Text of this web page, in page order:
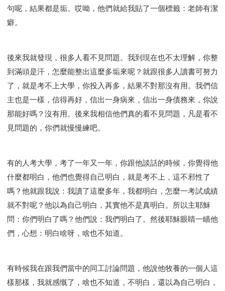
句呢，結果都是垢。哎呦，他們就給我貼了一個標籤：老師有潔
癖。
後來我就發現，很多人看不見問題。我到現在也不太理解，你整
到滿頭是汗，怎麼能整出這麼多垢來呢？就跟很多人讀書可努力
了，就是考不上大學，你投入再多，結果不對那沒有用。我們信
主也是一樣，信得再好，信出一身病來，信出一身債務來，你說
那能好嗎？沒有用。後來我相信他們真的看不見問題，凡是看不
見問題的，你們就慢慢練吧。
有的人考大學，考了一年又一年，你跟他談話的時候，你覺得他
什麼都明白，他們也覺得自己明白，就是考不上，這不邪性了
嗎？他就跟我說：我讀了這麼多年，我都明白，怎麼一考試成績
就不對呢？他以為自己明白，其實他不是真明白。所以主耶穌
問：你們明白了嗎？他們說：我們明白了。然後耶穌眼睛一瞄他
們，心想：明白啥呀，啥也不知道。
有時候我在跟我們當中的同工討論問題，他說他牧養的一個人這
樣那樣，我就感慨了，啥也不知道，不明白，還以為自己明白，